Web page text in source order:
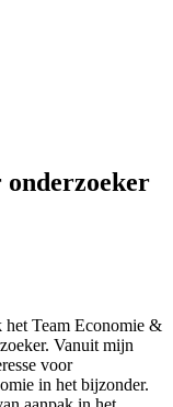
het Team Economie &
Vanuit mijn
voor
in het bijzonder.